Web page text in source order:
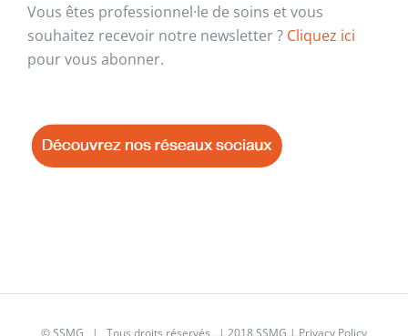
Vous êtes professionnel·le de soins et vous
souhaitez recevoir notre newsletter ? Cliquez ici
pour vous abonner.